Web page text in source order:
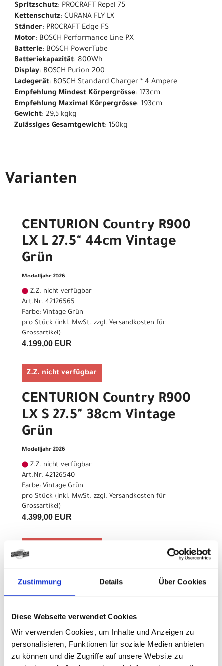
Zustimmung Details Über Cookies
Diese Webseite verwendet Cookies
Wir verwenden Cookies, um Inhalte und Anzeigen zu
personalisieren, Funktionen für soziale Medien anbieten
zu können und die Zugriffe auf unsere Website zu
Spritzschutz: PROCRAFT Repel 75
Kettenschutz: CURANA FLY LX
Ständer: PROCRAFT Edge FS
Motor: BOSCH Performance Line PX
Batterie: BOSCH PowerTube
Batteriekapazität: 800Wh
Display: BOSCH Purion 200
Ladegerät: BOSCH Standard Charger * 4 Ampere
Empfehlung Mindest Körpergrösse: 173cm
Empfehlung Maximal Körpergrösse: 193cm
Gewicht: 29,6 kgkg
Zulässiges Gesamtgewicht: 150kg
Varianten
CENTURION Country R900
LX L 27.5" 44cm Vintage
Grün
Modelljahr 2026
Z.Z. nicht verfügbar
Art.Nr. 42126565
Farbe: Vintage Grün
pro Stück (inkl. MwSt. zzgl. Versandkosten für
Grossartikel)
4.199,00 EUR
Z.Z. nicht verfügbar
CENTURION Country R900
LX S 27.5" 38cm Vintage
Grün
Modelljahr 2026
Z.Z. nicht verfügbar
Art.Nr. 42126540
Farbe: Vintage Grün
pro Stück (inkl. MwSt. zzgl. Versandkosten für
Grossartikel)
4.399,00 EUR
CENTURION Country R900
LX S 27.5" 38cm Vintage
Art.Nr. 42126545
Farbe: Vintage Grün